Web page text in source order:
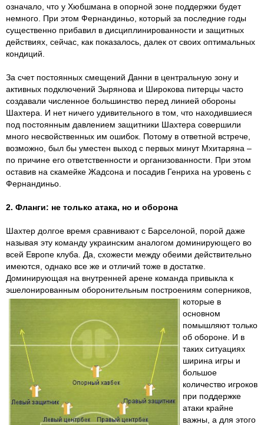
означало, что у Хюбшмана в опорной зоне поддержки будет
немного. При этом Фернандиньо, который за последние годы
существенно прибавил в дисциплинированности и защитных
действиях, сейчас, как показалось, далек от своих оптимальных
кондиций.
За счет постоянных смещений Данни в центральную зону и
активных подключений Зырянова и Широкова питерцы часто
создавали численное большинство перед линией обороны
Шахтера. И нет ничего удивительного в том, что находившиеся
под постоянным давлением защитники Шахтера совершили
много несвойственных им ошибок. Потому в ответной встрече,
возможно, был бы уместен выход с первых минут Мхитаряна –
по причине его ответственности и организованности. При этом
оставив на скамейке Жадсона и посадив Генриха на уровень с
Фернандиньо.
2. Фланги: не только атака, но и оборона
Шахтер долгое время сравнивают с Барселоной, порой даже
называя эту команду украинским аналогом доминирующего во
всей Европе клуба. Да, схожести между обеими действительно
имеются, однако все же и отличий тоже в достатке.
Доминирующая на внутренней арене команда привыкла к
эшелонированным оборонительным построениям соперников,
которые в
основном
помышляют только
об обороне. И в
таких ситуациях
ширина игры и
большое
количество игроков
при поддержке
атаки крайне
важны, а для этого